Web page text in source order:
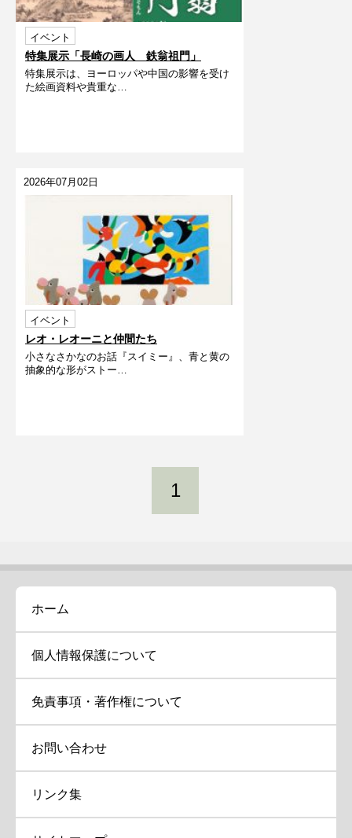
イベント
特集展示「長崎の画人 鉄翁祖門」
特集展示は、ヨーロッパや中国の影響を受け
た絵画資料や貴重な…
2026年07月02日
イベント
レオ・レオーニと仲間たち
小さなさかなのお話『スイミー』、青と黄の
抽象的な形がストー…
1
ホーム
個人情報保護について
免責事項・著作権について
お問い合わせ
リンク集